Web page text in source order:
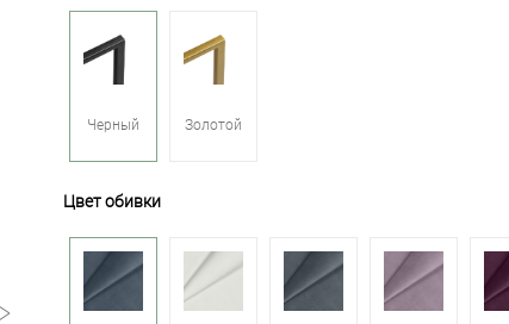
Черный Золотой
Цвет обивки